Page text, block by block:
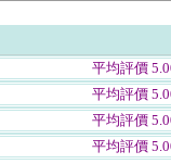
平均評價
平均評價
平均評價
平均評價